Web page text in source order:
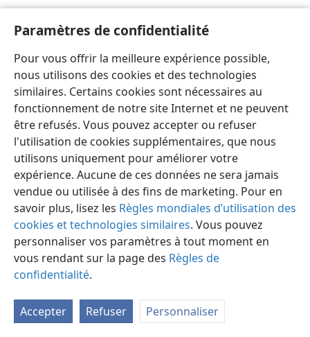
Paramètres de confidentialité
Pour vous offrir la meilleure expérience possible,
nous utilisons des cookies et des technologies
similaires. Certains cookies sont nécessaires au
fonctionnement de notre site Internet et ne peuvent
être refusés. Vous pouvez accepter ou refuser
l'utilisation de cookies supplémentaires, que nous
utilisons uniquement pour améliorer votre
expérience. Aucune de ces données ne sera jamais
vendue ou utilisée à des fins de marketing. Pour en
savoir plus, lisez les Règles mondiales d’utilisation des
cookies et technologies similaires. Vous pouvez
personnaliser vos paramètres à tout moment en
vous rendant sur la page des Règles de
confidentialité.
Accepter Refuser Personnaliser
Préférences
Copyright© 2026 Watch Tower Bible and Tract Society of Pennsylvania
Conditions d’utilisation
Règles de confidentialité
Paramètres de confidentialité
JW.ORG Se connecter